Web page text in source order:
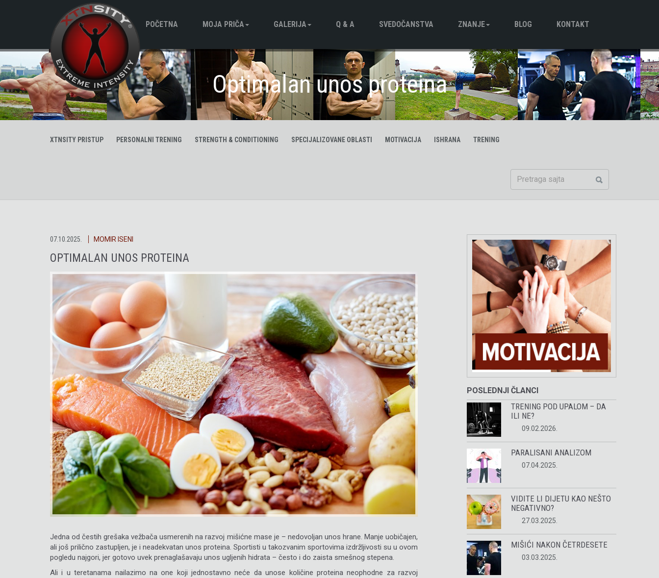
POČETNA MOJA PRIČА
Biografija
GALERIJA
Video Galerija
Q & A SVEDOČANSTVA ZNANJE
Trening Ishrana Motivacija
BLOG KONTAKT
Optimalan unos proteina
XTNSITY PRISTUP PERSONALNI TRENING STRENGTH & CONDITIONING SPECIJALIZOVANE OBLASTI MOTIVACIJA ISHRANA TRENING
07.10.2025. MOMIR ISENI
OPTIMALAN UNOS PROTEINA
Jedna od čestih grešaka vežbača usmerenih na razvoj mišićne mase je – nedovoljan unos hrane. Manje uobičajen,
ali još prilično zastupljen, je i neadekvatan unos proteina. Sportisti u takozvanim sportovima izdržljivosti su u ovom
pogledu najgori, jer gotovo uvek prenaglašavaju unos ugljenih hidrata – često i do zaista smešnog stepena.
Ali i u teretanama nailazimo na one koji jednostavno neće da unose količine proteina neophodne za razvoj
POSLEDNJI ČLANCI
TRENING POD UPALOM – DA
ILI NE?
09.02.2026.
PARALISANI ANALIZOM
07.04.2025.
VIDITE LI DIJETU KAO NEŠTO
NEGATIVNO?
27.03.2025.
MIŠIĆI NAKON ČETRDESETE
03.03.2025.